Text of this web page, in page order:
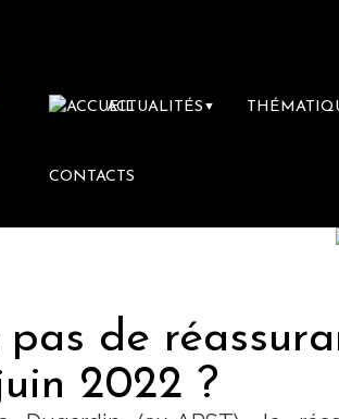
ACTUALITÉS ▼
CONTACTS
pas de
2022 ?